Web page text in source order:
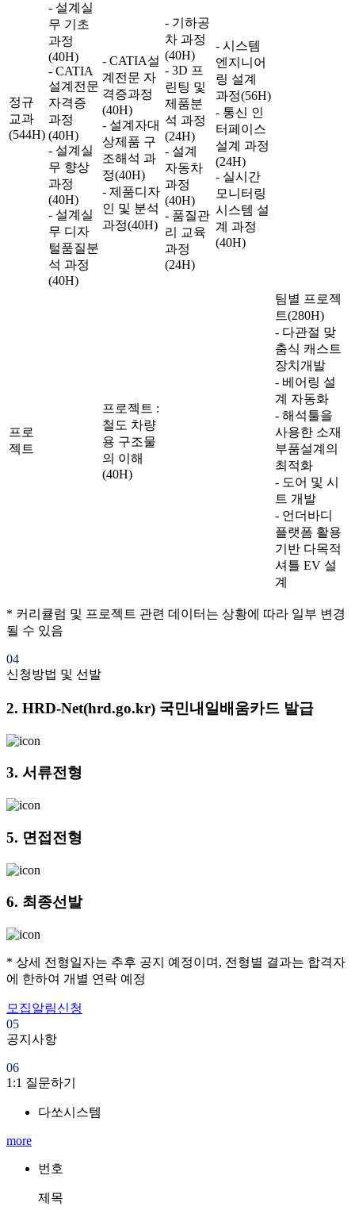
정규
교과
(544H)
- 설계실
무 기초
과정
(40H)
- CATIA
설계전문
자격증
과정
(40H)
- 설계실
무 향상
과정
(40H)
- 설계실
무 디자
털품질분
석 과정
(40H)
- CATIA설
계전문 자
격증과정
(40H)
- 설계자대
상제품 구
조해석 과
정(40H)
- 제품디자
인 및 분석
과정(40H)
- 기하공
차 과정
(40H)
- 3D 프
린팅 및
제품분
석 과정
(24H)
- 설계
자동차
과정
(40H)
- 품질관
리 교육
과정
(24H)
- 시스템
엔지니어
링 설계
과정(56H)
- 통신 인
터페이스
설계 과정
(24H)
- 실시간
모니터링
시스템 설
계 과정
(40H)
프로
젝트
프로젝트 :
철도 차량
용 구조물
의 이해
(40H)
팀별 프로젝
트(280H)
- 다관절 맞
춤식 캐스트
장치개발
- 베어링 설
계 자동화
- 해석툴을
사용한 소재
부품설계의
최적화
- 도어 및 시
트 개발
- 언더바디
플랫폼 활용
기반 다목적
셔틀 EV 설
계
* 커리큘럼 및 프로젝트 관련 데이터는 상황에 따라 일부 변경
될 수 있음
04
신청방법 및 선발
2. HRD-Net(hrd.go.kr) 국민내일배움카드 발급
3. 서류전형
5. 면접전형
6. 최종선발
* 상세 전형일자는 추후 공지 예정이며, 전형별 결과는 합격자
에 한하여 개별 연락 예정
모집알림신청
05
공지사항
06
1:1 질문하기
다쏘시스템
more
번호
제목